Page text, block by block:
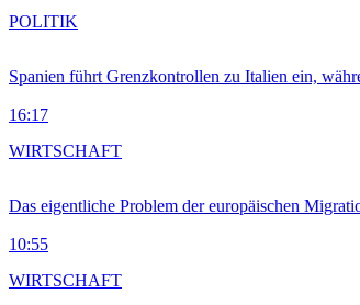
Spanien führt Grenzkontrollen zu Italien ein,
16:17
POLITIK
Das eigentliche Problem der europäischen
10:55
WIRTSCHAFT
WIRTSCHAFT